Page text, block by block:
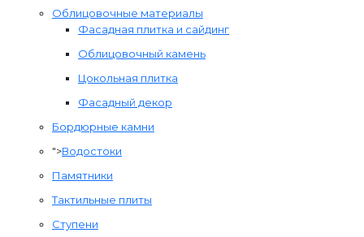
Облицовочные материалы
Фасадная плитка и сайдинг
Облицовочный камень
Цокольная плитка
Фасадный декор
Бордюрные камни
">Водостоки
Памятники
Тактильные плиты
Ступени